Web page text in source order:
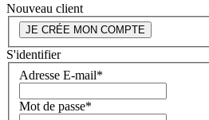
Nouveau client
JE CRÉE MON COMPTE
S'identifier
Adresse E-mail*
Mot de passe*